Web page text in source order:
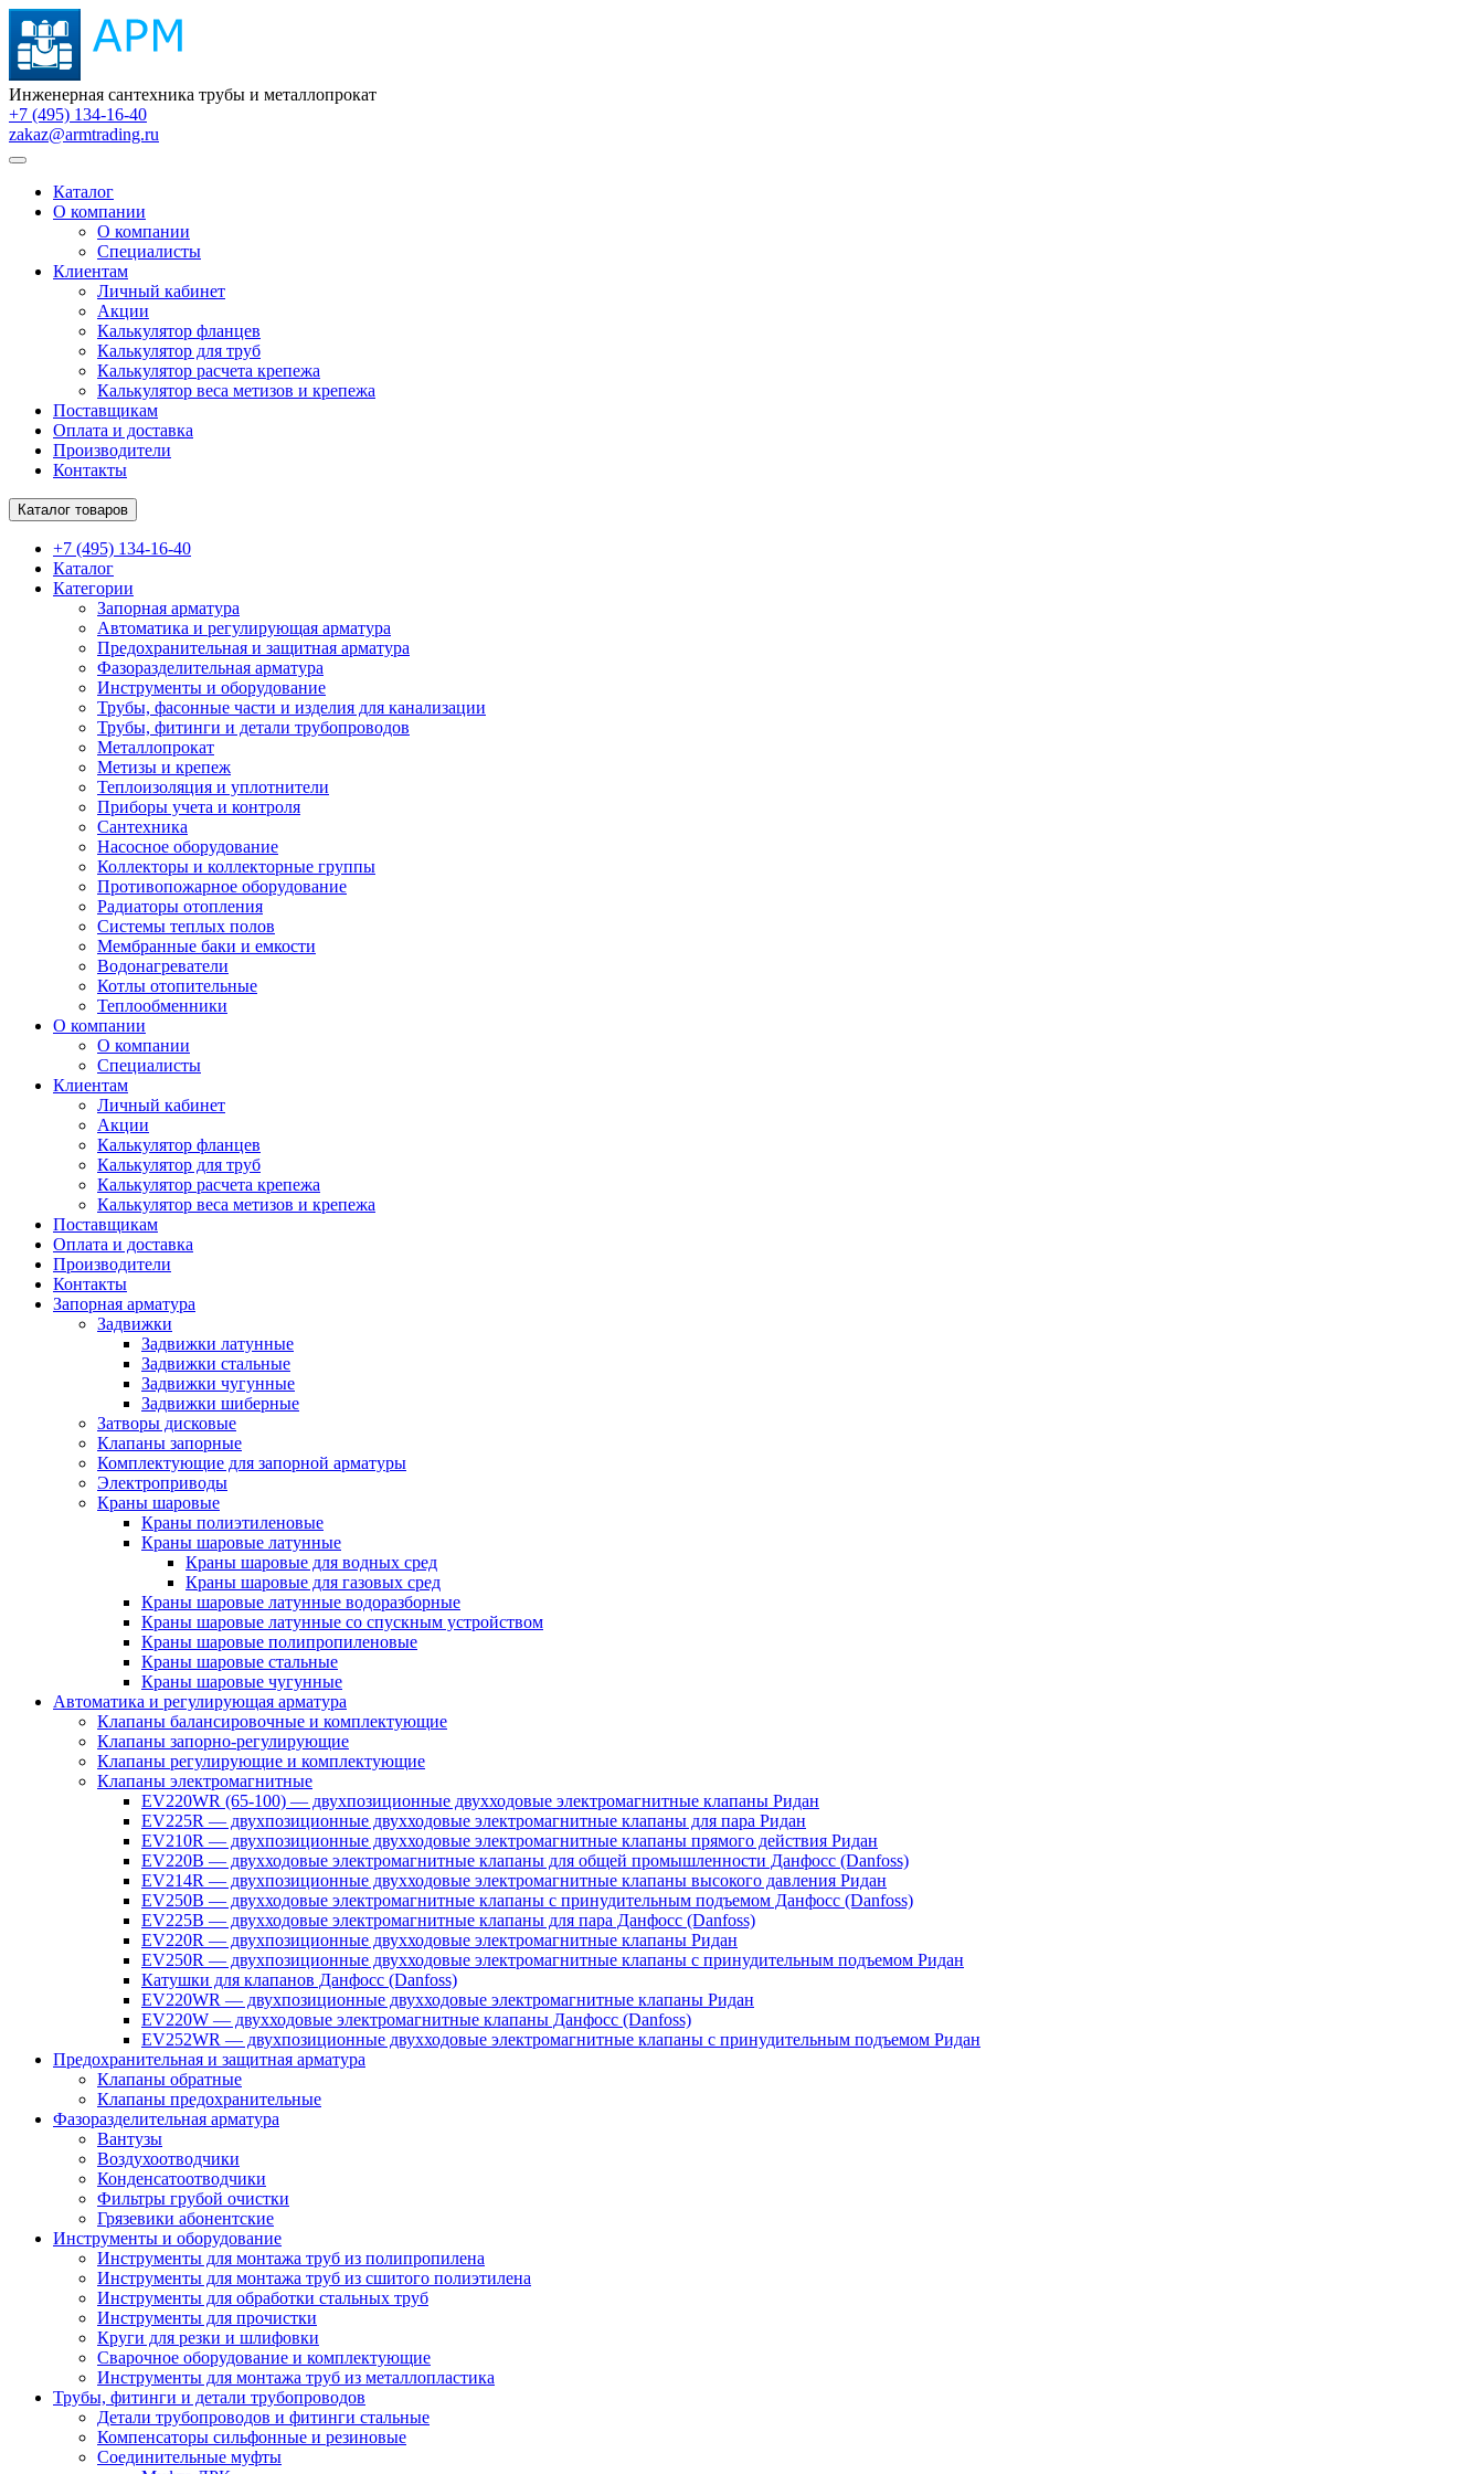
Инженерная сантехника трубы и металлопрокат
+7 (495) 134-16-40
zakaz@armtrading.ru
Каталог
О компании
О компании
Специалисты
Клиентам
Личный кабинет
Акции
Калькулятор фланцев
Калькулятор для труб
Калькулятор расчета крепежа
Калькулятор веса метизов и крепежа
Поставщикам
Оплата и доставка
Производители
Контакты
Каталог товаров
+7 (495) 134-16-40
Каталог
Категории
Запорная арматура
Автоматика и регулирующая арматура
Предохранительная и защитная арматура
Фазоразделительная арматура
Инструменты и оборудование
Трубы, фасонные части и изделия для канализации
Трубы, фитинги и детали трубопроводов
Металлопрокат
Метизы и крепеж
Теплоизоляция и уплотнители
Приборы учета и контроля
Сантехника
Насосное оборудование
Коллекторы и коллекторные группы
Противопожарное оборудование
Радиаторы отопления
Системы теплых полов
Мембранные баки и емкости
Водонагреватели
Котлы отопительные
Теплообменники
О компании
О компании
Специалисты
Клиентам
Личный кабинет
Акции
Калькулятор фланцев
Калькулятор для труб
Калькулятор расчета крепежа
Калькулятор веса метизов и крепежа
Поставщикам
Оплата и доставка
Производители
Контакты
Запорная арматура
Задвижки
Задвижки латунные
Задвижки стальные
Задвижки чугунные
Задвижки шиберные
Затворы дисковые
Клапаны запорные
Комплектующие для запорной арматуры
Электроприводы
Краны шаровые
Краны полиэтиленовые
Краны шаровые латунные
Краны шаровые для водных сред
Краны шаровые для газовых сред
Краны шаровые латунные водоразборные
Краны шаровые латунные со спускным устройством
Краны шаровые полипропиленовые
Краны шаровые стальные
Краны шаровые чугунные
Автоматика и регулирующая арматура
Клапаны балансировочные и комплектующие
Клапаны запорно-регулирующие
Клапаны регулирующие и комплектующие
Клапаны электромагнитные
EV220WR (65-100) — двухпозиционные двухходовые электромагнитные клапаны Ридан
EV225R — двухпозиционные двухходовые электромагнитные клапаны для пара Ридан
EV210R — двухпозиционные двухходовые электромагнитные клапаны прямого действия Ридан
EV220B — двухходовые электромагнитные клапаны для общей промышленности Данфосс (Danfoss)
EV214R — двухпозиционные двухходовые электромагнитные клапаны высокого давления Ридан
EV250B — двухходовые электромагнитные клапаны с принудительным подъемом Данфосс (Danfoss)
EV225B — двухходовые электромагнитные клапаны для пара Данфосс (Danfoss)
EV220R — двухпозиционные двухходовые электромагнитные клапаны Ридан
EV250R — двухпозиционные двухходовые электромагнитные клапаны с принудительным подъемом Ридан
Катушки для клапанов Данфосс (Danfoss)
EV220WR — двухпозиционные двухходовые электромагнитные клапаны Ридан
EV220W — двухходовые электромагнитные клапаны Данфосс (Danfoss)
EV252WR — двухпозиционные двухходовые электромагнитные клапаны с принудительным подъемом Ридан
Предохранительная и защитная арматура
Клапаны обратные
Клапаны предохранительные
Фазоразделительная арматура
Вантузы
Воздухоотводчики
Конденсатоотводчики
Фильтры грубой очистки
Грязевики абонентские
Инструменты и оборудование
Инструменты для монтажа труб из полипропилена
Инструменты для монтажа труб из сшитого полиэтилена
Инструменты для обработки стальных труб
Инструменты для прочистки
Круги для резки и шлифовки
Сварочное оборудование и комплектующие
Инструменты для монтажа труб из металлопластика
Трубы, фитинги и детали трубопроводов
Детали трубопроводов и фитинги стальные
Компенсаторы сильфонные и резиновые
Соединительные муфты